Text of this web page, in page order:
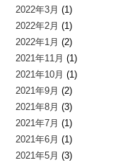
2022年3月 (1)
2022年2月 (1)
2022年1月 (2)
2021年11月 (1)
2021年10月 (1)
2021年9月 (2)
2021年8月 (3)
2021年7月 (1)
2021年6月 (1)
2021年5月 (3)